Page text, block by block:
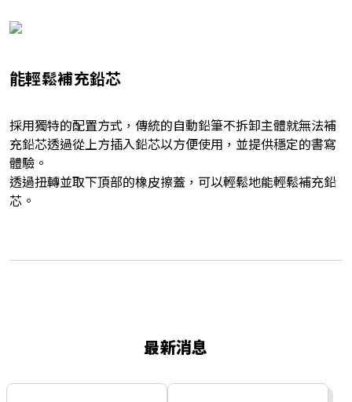
能輕鬆補充鉛芯
採用獨特的配置方式，傳統的自動鉛筆不拆卸主體就無法補
充鉛芯透過從上方插入鉛芯以方便使用，並提供穩定的書寫
體驗。
透過扭轉並取下頂部的橡皮擦蓋，可以輕鬆地能輕鬆補充鉛
芯。
最新消息